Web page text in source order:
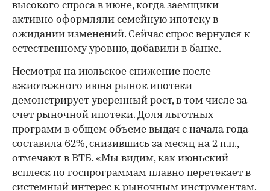
высокого спроса в июне, когда заемщики
активно оформляли семейную ипотеку в
ожидании изменений. Сейчас спрос вернулся к
естественному уровню, добавили в банке.
Несмотря на июльское снижение после
ажиотажного июня рынок ипотеки
демонстрирует уверенный рост, в том числе за
счет рыночной ипотеки. Доля льготных
программ в общем объеме выдач с начала года
составила 62%, снизившись за месяц на 2 п.п.,
отмечают в ВТБ. «Мы видим, как июньский
всплеск по госпрограммам плавно перетекает в
системный интерес к рыночным инструментам.